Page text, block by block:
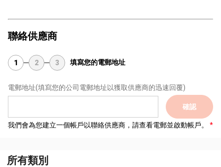
聯絡供應商
1 2 3 填寫您的電郵地址
電郵地址(填寫您的公司電郵地址以獲取供應商的迅速回覆)
確認
我們會為您建立一個帳戶以聯絡供應商，請查看電郵並啟動帳戶。
所有類別